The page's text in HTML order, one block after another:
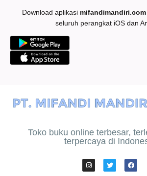
Download aplikasi mifandimandiri.com
seluruh perangkat iOS dan
Toko buku online terbesar,
terpercaya di